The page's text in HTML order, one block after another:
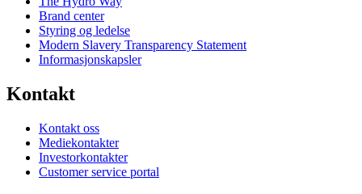
Brand center
Styring og ledelse
Modern Slavery Transparency Statement
Informasjonskapsler
Kontakt
Kontakt oss
Mediekontakter
Investorkontakter
Customer service portal